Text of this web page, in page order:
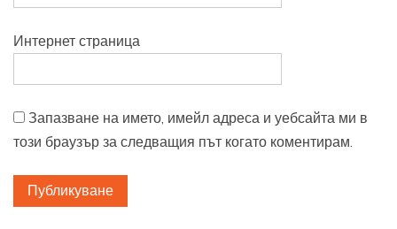
Интернет страница
Запазване на името, имейл адреса и уебсайта ми в
този браузър за следващия път когато коментирам.